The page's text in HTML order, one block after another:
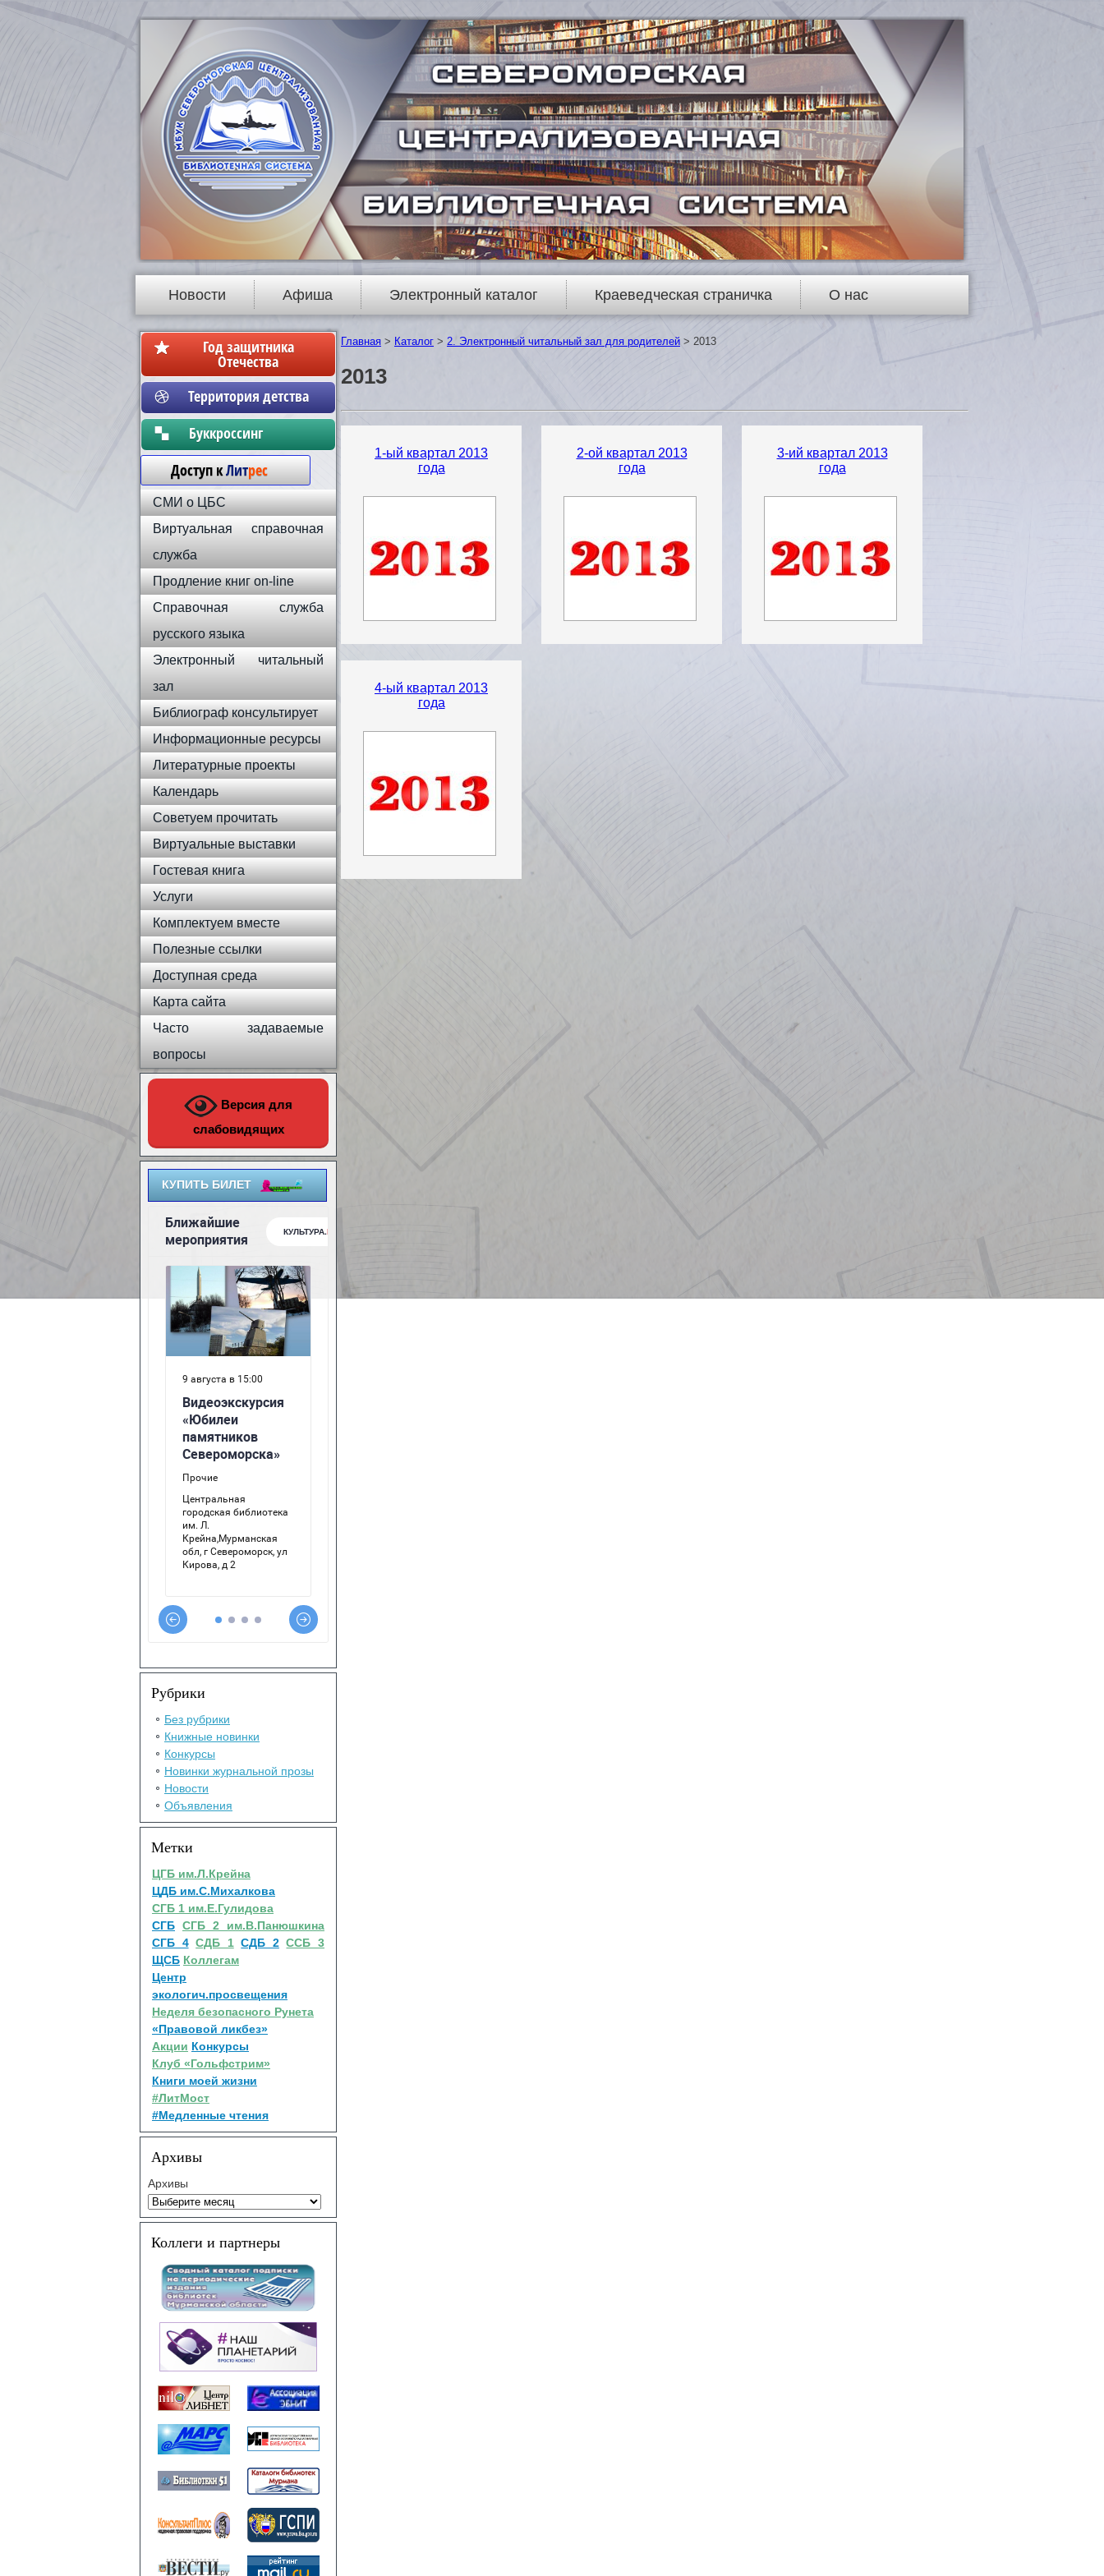
Новости Афиша Электронный каталог Краеведческая страничка О нас
Год защитника
Отечества
Территория детства
Бyккpoccинг
Доступ кЛитрес
СМИ о ЦБС
Виртуальная справочная
служба
Продление книг on-line
Справочная служба
русского языка
Электронный читальный
зал
Библиограф консультирует
Информационные ресурсы
Литературные проекты
Календарь
Советуем прочитать
Виртуальные выставки
Гостевая книга
Услуги
Комплектуем вместе
Полезные ссылки
Доступная среда
Карта сайта
Часто задаваемые
вопросы
Версия для
слабовидящих
КУПИТЬ БИЛЕТ
Рубрики
Без рубрики
Книжные новинки
Конкурсы
Новинки журнальной прозы
Новости
Объявления
Метки
ЦГБ им.Л.Крейна
ЦДБ им.С.Михалкова
СГБ 1 им.Е.Гулидова
СГБ СГБ 2 им.В.Панюшкина
СГБ 4 СДБ 1 СДБ 2 ССБ 3
ЩСБ Коллегам
Центр
экологич.просвещения
Неделя безопасного Рунета
«Правовой ликбез»
Акции Конкурсы
Клуб «Гольфстрим»
Книги моей жизни
#ЛитМост
#Медленные чтения
Архивы
Архивы
Коллеги и партнеры
Главная > Каталог > 2. Электронный читальный зал для родителей > 2013
2013
1-ый квартал 2013
года
2-ой квартал 2013
года
3-ий квартал 2013
года
4-ый квартал 2013
года